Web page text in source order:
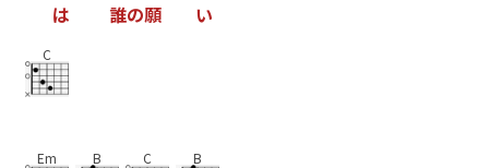
は 誰の願 い
C
Em B C B